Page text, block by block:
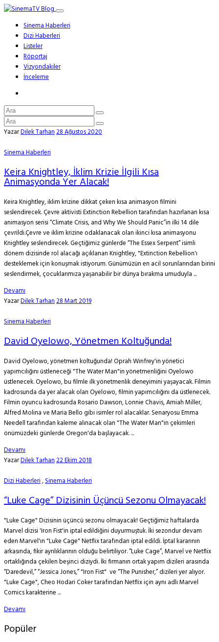
Sinema Haberleri
Dizi Haberleri
Listeler
Röportaj
Vizyondakiler
İnceleme
YazarDilek Tarhan28 Ağustos 2020
Sinema Haberleri
Keira Knightley, İklim Krizie İlgili Kısa
Animasyonda Yer Alacak!
Keira Knightley, iklim krizine dikkat çeken kısa animasyon filmini
seslendirecek. Çevre aktivisti Extinction Rebellion tarafından hazırlanan kısa
animasyon serisi “Climate Crisis, and Why We Should Panic”in ilki 14 dile
çevrildi.Çevre ve iklim krizine odaklanacak olan ikinci kısa animasyonu
Knightley seslendirecek. Geçtiğimiz günlerde “The Essex Serpent” isimli
dönem dizisinde rol alacağı açıklanan Knightley, "Extinction Rebellion'ı
desteklemek için konuşmak istiyorum. Günümüzün en acil sorunlarından birini
seslendirmek, çocuklarımıza yaşanabilir bir dünya bırakma umuduyla ...
Devamı
YazarDilek Tarhan28 Mart 2019
Sinema Haberleri
David Oyelowo, Yönetmen Koltuğunda!
David Oyelowo, yönetmen koltuğunda! Oprah Winfrey'in yönetici
yapımcılığını üstleneceği "The Water Man"in yönetmenliğini Oyelowo
üstlenecek. Oyelowo, bu filmle ilk yönetmenlik deneyimini yaşayacak. Filmin
kadrosunda da yer alacak olan Oyelowo, filmin yapımcılığını da üstlenecek.
Filmin oyuncu kadrosunda Rosario Dawson, Lonnie Chavis, Amiah Miller,
Alfred Molina ve Maria Bello gibi isimler rol alacaklar. Senaryosu Emma
Needell tarafından kaleme alınacak olan "The Water Man"in çekimleri
önümüzdeki günlerde Oregon'da başlayacak. ...
Devamı
YazarDilek Tarhan22 Ekim 2018
Dizi Haberleri,Sinema Haberleri
“Luke Cage” Dizisinin Üçüncü Sezonu Olmayacak!
"Luke Cage" Dizisinin üçüncü sezonu olmayacak! Geçtiğimiz haftalarda
Marvel dizisi 'Iron Fist'in iptal edildiğini duyurmuştuk. İki sezondur devam
eden Marvel'ın "Luke Cage" Netflix tarafından iptal edildi. İptal kararının
arkasında, fikir ayrılıklarının olduğu belirtiliyor. “Luke Cage”, Marvel ve Netflix
ortaklığında çekilen beşinci diziydi. İki firmanın ortak yapım dizileri arasında
“Daredevil,” “Jessica Jones,” "Iron Fist" ve “The Punisher,” dizileri yer alıyor.
"Luke Cage", Cheo Hodari Coker tarafından Netflix için aynı adlı Marvel
Comics karakterine ...
Devamı
Popüler